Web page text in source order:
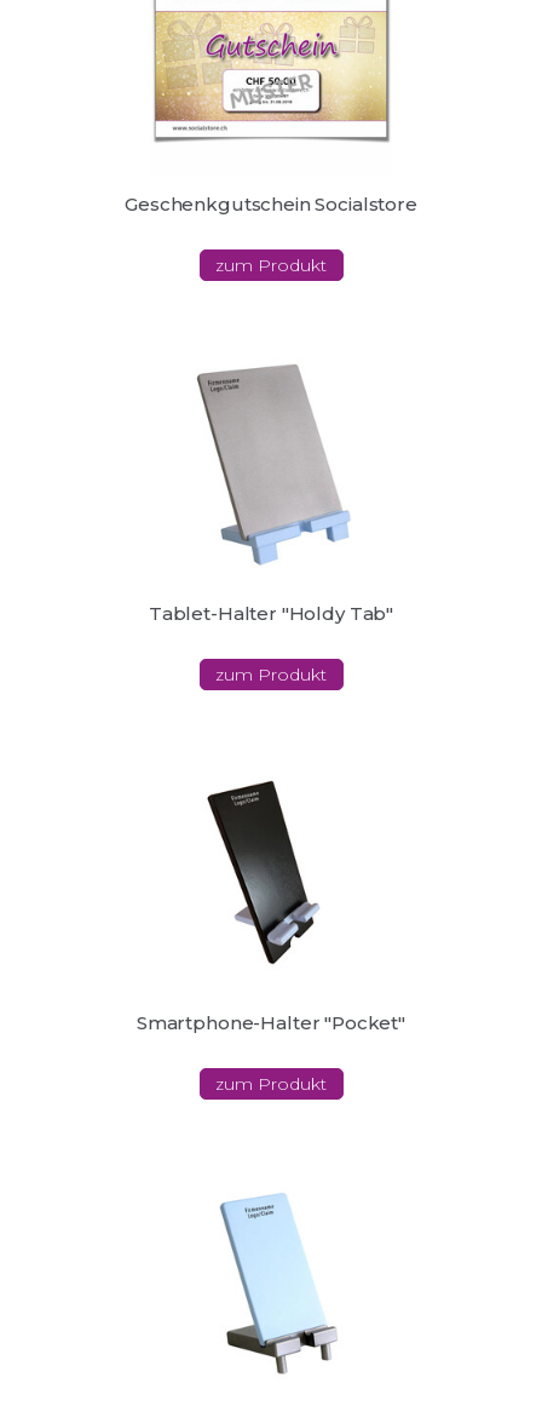
Geschenkgutschein Socialstore
zum Produkt
Tablet-Halter "Holdy Tab"
zum Produkt
Smartphone-Halter "Pocket"
zum Produkt